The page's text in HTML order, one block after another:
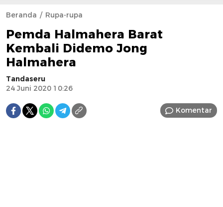
Beranda Rupa-rupa
Pemda Halmahera Barat
Kembali Didemo Jong
Halmahera
Tandaseru
24 Juni 2020 10:26
Komentar